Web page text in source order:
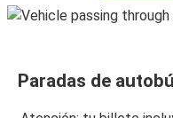
Paradas de